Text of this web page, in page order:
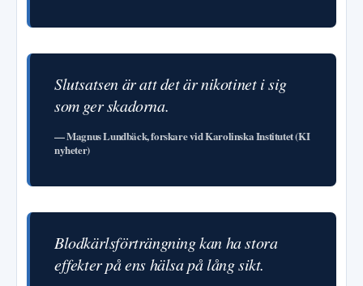
Slutsatsen är att det är nikotinet i sig
som ger skadorna.
— Magnus Lundbäck, forskare vid Karolinska Institutet (KI
nyheter)
Blodkärlsförträngning kan ha stora
effekter på ens hälsa på lång sikt.